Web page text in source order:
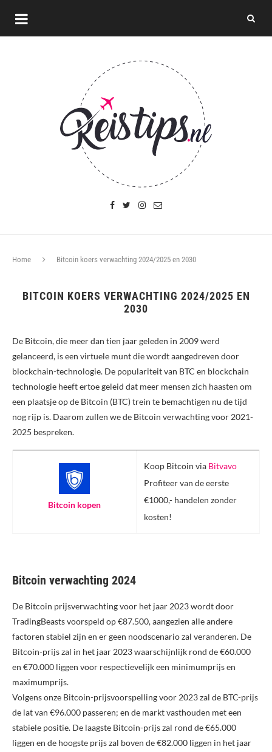
Home Bitcoin koers verwachting 2024/2025 en 2030
BITCOIN KOERS VERWACHTING 2024/2025 EN
2030
De Bitcoin, die meer dan tien jaar geleden in 2009 werd
gelanceerd, is een virtuele munt die wordt aangedreven door
blockchain-technologie. De populariteit van BTC en blockchain
technologie heeft ertoe geleid dat meer mensen zich haasten om
een plaatsje op de Bitcoin (BTC) trein te bemachtigen nu de tijd
nog rijp is. Daarom zullen we de Bitcoin verwachting voor 2021-
2025 bespreken.
Bitcoin kopen
Koop Bitcoin via Bitvavo
Profiteer van de eerste
€1000,- handelen zonder
kosten!
Bitcoin verwachting 2024
De Bitcoin prijsverwachting voor het jaar 2023 wordt door
TradingBeasts voorspeld op €87.500, aangezien alle andere
factoren stabiel zijn en er geen noodscenario zal veranderen. De
Bitcoin-prijs zal in het jaar 2023 waarschijnlijk rond de €60.000
en €70.000 liggen voor respectievelijk een minimumprijs en
maximumprijs.
Volgens onze Bitcoin-prijsvoorspelling voor 2023 zal de BTC-prijs
de lat van €96.000 passeren; en de markt vasthouden met een
stabiele positie. De laagste Bitcoin-prijs zal rond de €65.000
liggen en de hoogste prijs zal boven de €82.000 liggen in het jaar